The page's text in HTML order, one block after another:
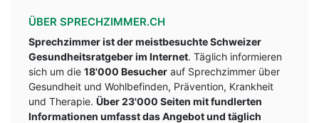
ÜBER SPRECHZIMMER.CH
Sprechzimmer ist der meistbesuchte Schweizer
Gesundheitsratgeber im Internet. Täglich informieren
sich um die 18'000 Besucher auf Sprechzimmer über
Gesundheit und Wohlbefinden, Prävention, Krankheit
und Therapie. Über 23'000 Seiten mit fundlerten
Informationen umfasst das Angebot und täglich